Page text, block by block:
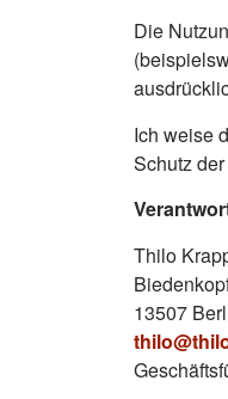
Die
Ich weise
Schutz
Thilo
13507